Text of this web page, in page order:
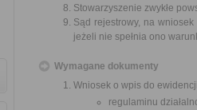
Stowarzyszenie zwykłe
Sąd rejestrowy, na
jeżeli nie spełnia ono
Wymagane dokumenty
Wniosek o wpis do
regulaminu